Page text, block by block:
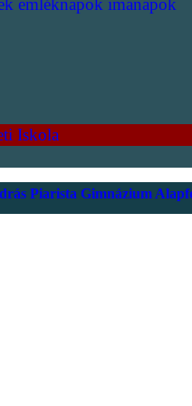
emléknapok imanapok
Iskola
Piarista Gimnázium